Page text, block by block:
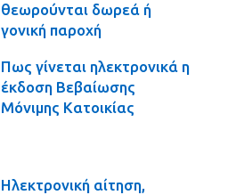
θεωρούνται δωρεά ή
γονική παροχή
Πως γίνεται ηλεκτρονικά η
έκδοση Βεβαίωσης
Μόνιμης Κατοικίας
Ηλεκτρονική αίτηση,